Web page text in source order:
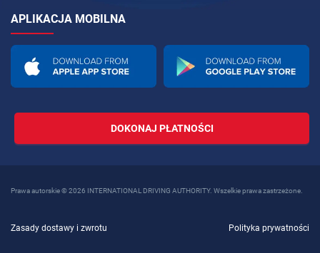
APLIKACJA MOBILNA
DOKONAJ PŁATNOŚCI
Prawa autorskie © 2026 INTERNATIONAL DRIVING AUTHORITY. Wszelkie prawa zastrzeżone.
Zasady dostawy i zwrotu Polityka prywatności